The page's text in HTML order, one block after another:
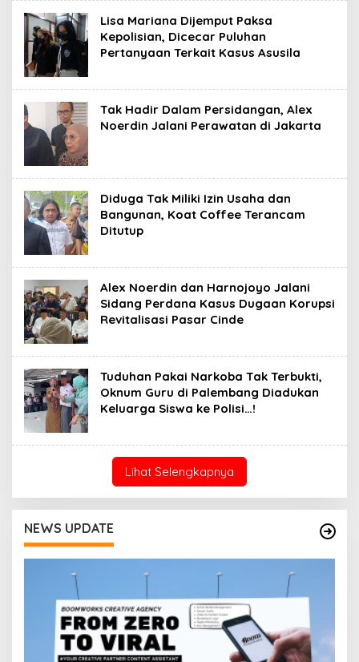
Lisa Mariana Dijemput Paksa
Kepolisian, Dicecar Puluhan
Pertanyaan Terkait Kasus Asusila
Tak Hadir Dalam Persidangan, Alex
Noerdin Jalani Perawatan di Jakarta
Diduga Tak Miliki Izin Usaha dan
Bangunan, Koat Coffee Terancam
Ditutup
Alex Noerdin dan Harnojoyo Jalani
Sidang Perdana Kasus Dugaan Korupsi
Revitalisasi Pasar Cinde
Tuduhan Pakai Narkoba Tak Terbukti,
Oknum Guru di Palembang Diadukan
Keluarga Siswa ke Polisi…!
Lihat Selengkapnya
NEWS UPDATE